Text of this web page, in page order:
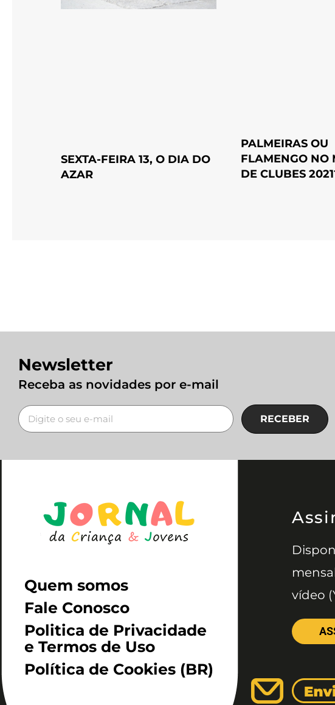
SEXTA-FEIRA 13, O DIA DO
AZAR
PALMEIRAS OU
FLAMENGO NO
DE CLUBES
Newsletter
Receba as novidades por e-mail
RECEBER
Quem somos
Fale Conosco
Politica de Privacidade
e Termos de Uso
Política de Cookies (BR)
vídeo